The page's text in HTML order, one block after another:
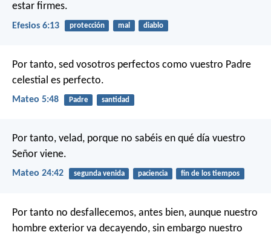
estar firmes.
Efesios 6:13 protección mal diablo
Por tanto, sed vosotros perfectos como vuestro Padre
celestial es perfecto.
Mateo 5:48 Padre santidad
Por tanto, velad, porque no sabéis en qué día vuestro
Señor viene.
Mateo 24:42 segunda venida paciencia fin de los tiempos
Por tanto no desfallecemos, antes bien, aunque nuestro
hombre exterior va decayendo, sin embargo nuestro